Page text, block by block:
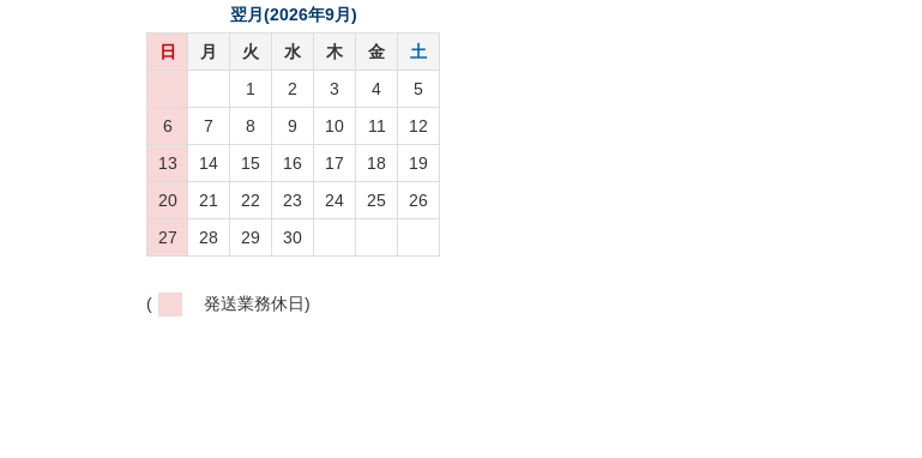
翌月(2026年9月)
日
月 火 水 木 金
土
1
2 3 4
5
6
7 8 9 10 11
12
13
14 15 16 17 18
19
20
21 22 23 24 25
26
27
28 29 30
( 発送業務休日)